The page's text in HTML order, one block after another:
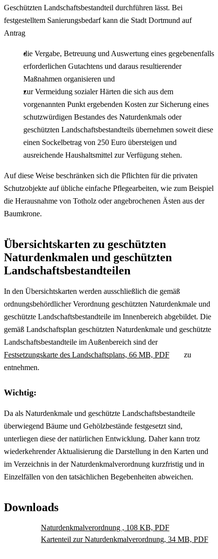
Geschützten Landschaftsbestandteil durchführen lässt. Bei
festgestelltem Sanierungsbedarf kann die Stadt Dortmund auf
Antrag
die Vergabe, Betreuung und Auswertung eines gegebenenfalls
erforderlichen Gutachtens und daraus resultierender
Maßnahmen organisieren und
zur Vermeidung sozialer Härten die sich aus dem
vorgenannten Punkt ergebenden Kosten zur Sicherung eines
schutzwürdigen Bestandes des Naturdenkmals oder
geschützten Landschaftsbestandteils übernehmen soweit diese
einen Sockelbetrag von 250 Euro übersteigen und
ausreichende Haushaltsmittel zur Verfügung stehen.
Auf diese Weise beschränken sich die Pflichten für die privaten
Schutzobjekte auf übliche einfache Pflegearbeiten, wie zum Beispiel
die Herausnahme von Totholz oder angebrochenen Ästen aus der
Baumkrone.
Übersichtskarten zu geschützten
Naturdenkmalen und geschützten
Landschaftsbestandteilen
In den Übersichtskarten werden ausschließlich die gemäß
ordnungsbehördlicher Verordnung geschützten Naturdenkmale und
geschützte Landschaftsbestandteile im Innenbereich abgebildet. Die
gemäß Landschaftsplan geschützten Naturdenkmale und geschützte
Landschaftsbestandteile im Außenbereich sind der
Festsetzungskarte des Landschaftsplans, 66 MB, PDF
zu
entnehmen.
Wichtig:
Da als Naturdenkmale und geschützte Landschaftsbestandteile
überwiegend Bäume und Gehölzbestände festgesetzt sind,
unterliegen diese der natürlichen Entwicklung. Daher kann trotz
wiederkehrender Aktualisierung die Darstellung in den Karten und
im Verzeichnis in der Naturdenkmalverordnung kurzfristig und in
Einzelfällen von den tatsächlichen Begebenheiten abweichen.
Downloads
Naturdenkmalverordnung , 108 KB, PDF
Kartenteil zur Naturdenkmalverordnung, 34 MB, PDF